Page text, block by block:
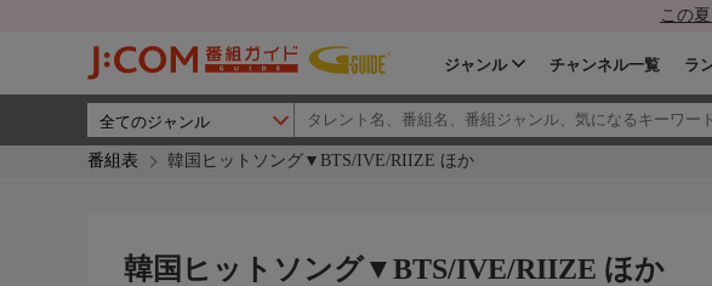
この
ジャンル チャンネル一覧 ラ
番組表 韓国ヒットソング▼BTS/IVE/RIIZE ほか
韓国ヒットソング▼BTS/IVE/RIIZE ほか